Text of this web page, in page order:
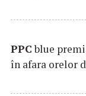
PPCblue
în afara orelor